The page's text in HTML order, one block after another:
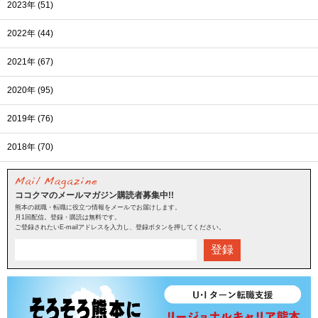
2023年 (51)
2022年 (44)
2021年 (67)
2020年 (95)
2019年 (76)
2018年 (70)
ココクマのメールマガジン購読者募集中!!
熊本の就職・転職に役立つ情報をメールでお届けします。
月1回配信。登録・購読は無料です。
ご登録されたいE-mailアドレスを入力し、登録ボタンを押してください。
登録